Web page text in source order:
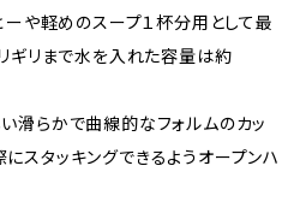
や軽めのスープ１杯分用として最
ギリまで水を入れた容量は約
滑らかで曲線的なフォルムのカッ
スタッキングできるようオープンハ